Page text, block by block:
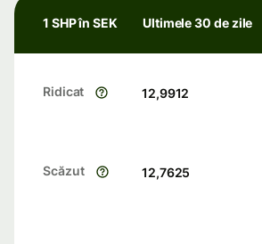
1 SHP în SEK Ultimele 30 de zile
Ridicat 12,9912
Scăzut 12,7625